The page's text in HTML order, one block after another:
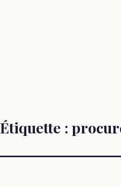
Étiquette :